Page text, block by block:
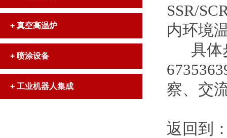
+ 真空高温炉
+ 喷涂设备
+ 工业机器人集成
SSR/
内环境
具体
察、交
返回到